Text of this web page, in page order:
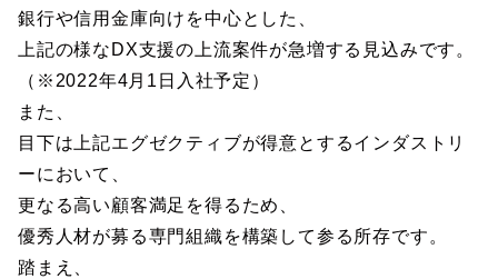
銀行や信用金庫向けを中心とした、
上記の様なDX支援の上流案件が急増する見込みです。
（※2022年4月1日入社予定）
また、
目下は上記エグゼクティブが得意とするインダストリ
ーにおいて、
更なる高い顧客満足を得るため、
優秀人材が募る専門組織を構築して参る所存です。
踏まえ、